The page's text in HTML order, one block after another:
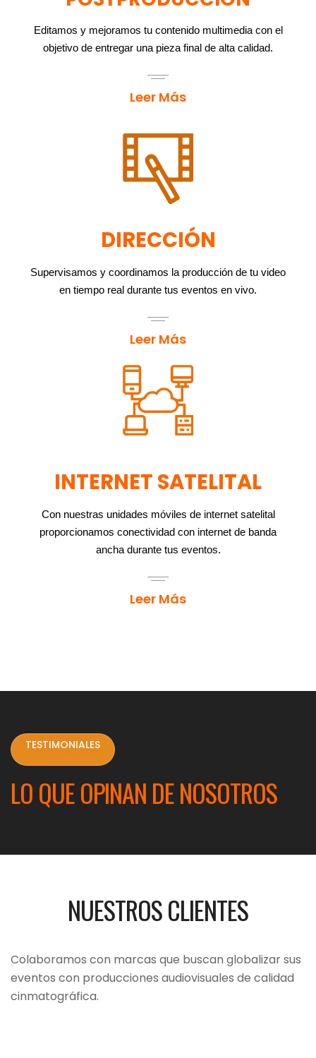
Editamos y mejoramos tu contenido multimedia con el
objetivo de entregar una pieza final de alta calidad.
Leer Más
DIRECCIÓN
Supervisamos y coordinamos la producción de tu video
en tiempo real durante tus eventos en vivo.
Leer Más
INTERNET SATELITAL
Con nuestras unidades móviles de internet satelital
proporcionamos conectividad con internet de banda
ancha durante tus eventos.
Leer Más
TESTIMONIALES
LO QUE OPINAN DE NOSOTROS
NUESTROS CLIENTES
Colaboramos con marcas que buscan globalizar sus
eventos con producciones audiovisuales de calidad
cinmatográfica.